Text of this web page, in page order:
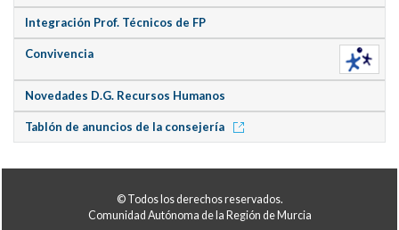
Integración Prof. Técnicos de FP
Convivencia
Novedades D.G. Recursos Humanos
Tablón de anuncios de la consejería
© Todos los derechos reservados.
Comunidad Autónoma de la Región de Murcia